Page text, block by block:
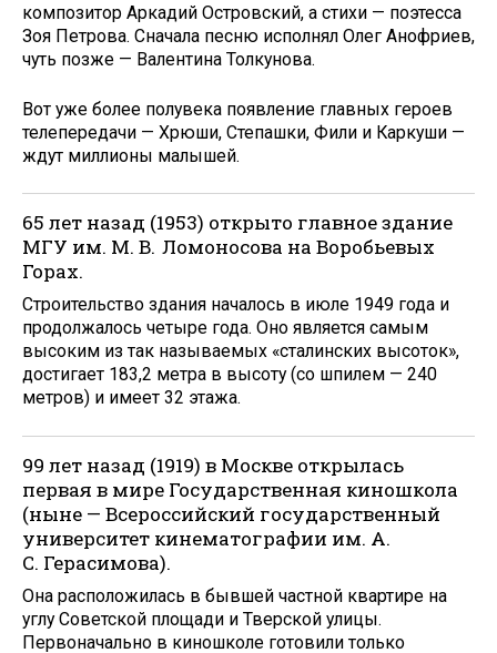
композитор Аркадий Островский, а стихи — поэтесса
Зоя Петрова. Сначала песню исполнял Олег Анофриев,
чуть позже — Валентина Толкунова.
Вот уже более полувека появление главных героев
телепередачи — Хрюши, Степашки, Фили и Каркуши —
ждут миллионы малышей.
65 лет назад (1953) открыто главное здание
МГУ им. М. В. Ломоносова на Воробьевых
Горах.
Строительство здания началось в июле 1949 года и
продолжалось четыре года. Оно является самым
высоким из так называемых «сталинских высоток»,
достигает 183,2 метра в высоту (со шпилем — 240
метров) и имеет 32 этажа.
99 лет назад (1919) в Москве открылась
первая в мире Государственная киношкола
(ныне — Всероссийский государственный
университет кинематографии им. А.
С. Герасимова).
Она расположилась в бывшей частной квартире на
углу Советской площади и Тверской улицы.
Первоначально в киношколе готовили только